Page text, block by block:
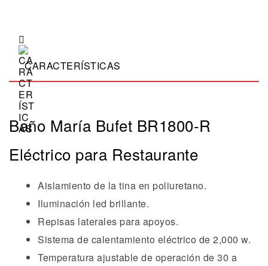
CARACTERÍSTICAS
Baño María Bufet BR1800-R
Eléctrico para Restaurante
Aislamiento de la tina en poliuretano.
Iluminación led brillante.
Repisas laterales para apoyos.
Sistema de calentamiento eléctrico de 2,000 w.
Temperatura ajustable de operación de 30 a